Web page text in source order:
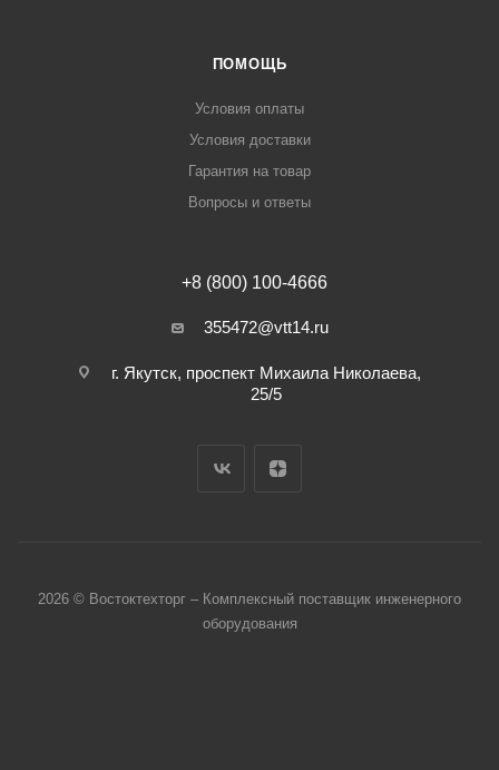
ПОМОЩЬ
Условия оплаты
Условия доставки
Гарантия на товар
Вопросы и ответы
+8 (800) 100-4666
355472@vtt14.ru
г. Якутск, проспект Михаила Николаева,
25/5
2026 © Востоктехторг – Комплексный поставщик инженерного
оборудования